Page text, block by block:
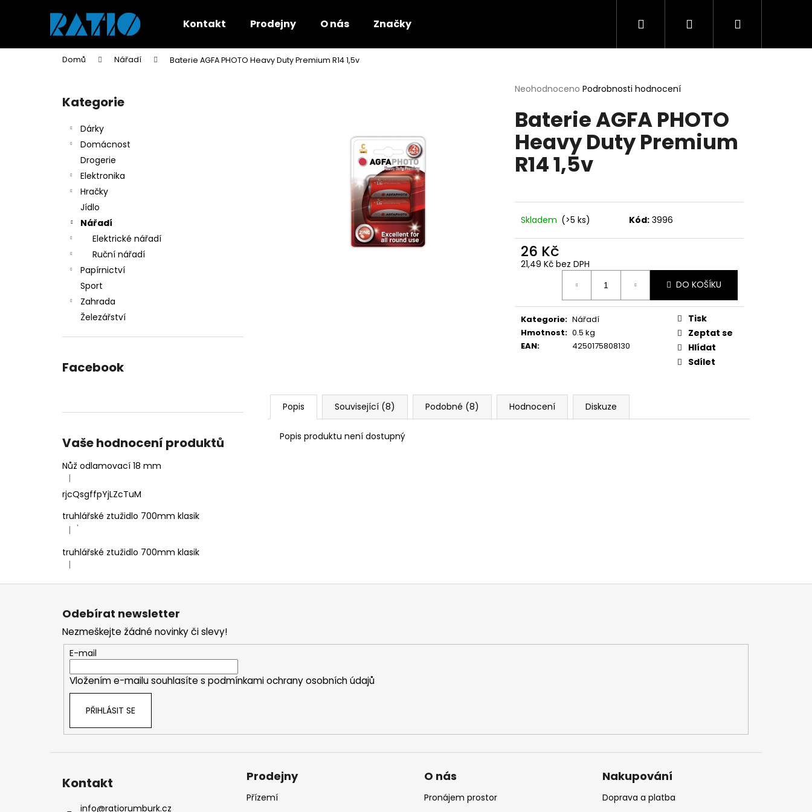
Kontakt Prodejny O nás Značky Hledat PřihlášeníNákupní
Domů Nářadí Baterie AGFA PHOTO Heavy Duty Premium R14 1,5v
Přeskočit
kategorie
Kategorie
Dárky
Domácnost
Drogerie
Elektronika
Hračky
Jídlo
Nářadí
Elektrické nářadí
Ruční nářadí
Papírnictví
Sport
Zahrada
Železářství
Facebook
Vaše hodnocení produktů
Nůž odlamovací 18 mm
Hodnocení produktu je 4 z 5 hvězdiček.
|
rjcQsgffpYjLZcTuM
truhlářské ztužidlo 700mm klasik
Hodnocení produktu je 5 z 5 hvězdiček.
| '
truhlářské ztužidlo 700mm klasik
Hodnocení produktu je 5 z 5 hvězdiček.
|
Průměrné
produktu
je
0,0
5
hvězdiček.
Neohodnoceno Podrobnosti hodnocení
Baterie AGFA PHOTO
Heavy Duty Premium
R14 1,5v
Skladem (>5 ks) Kód: 3996
26 Kč
21,49 Kč bez DPH
DO KOŠÍKU
Kategorie: Nářadí
Hmotnost: 0.5 kg
EAN: 4250175808130
Tisk
Zeptat se
Hlídat
Sdílet
Popis Související (8) Podobné (8) Hodnocení Diskuze
Popis produktu není dostupný
í
Zpět
do
obchodu
Zpět
do
obchodu
Co potřebujete najít?
Doporučujeme
Z
Odebírat newsletter
Nezmeškejte žádné novinky či slevy!
E-mail
Vložením e-mailu souhlasíte s podmínkami ochrany osobních údajů
PŘIHLÁSIT SE
Kontakt
info@ratiorumburk.cz
Prodejny
Přízemí
O nás
Pronájem prostor
Nakupování
Doprava a platba